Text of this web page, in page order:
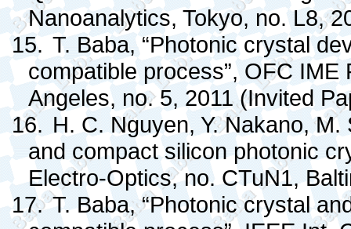
Nanoanalytics, Tokyo, no. L8,
15. T. Baba, “Photonic crystal
compatible process”, OFC
Angeles, no. 5, 2011 (Invited
16. H. C. Nguyen, Y. Nakano,
and compact silicon photonic
Electro-Optics, no. CTuN1,
17. T. Baba, “Photonic crystal